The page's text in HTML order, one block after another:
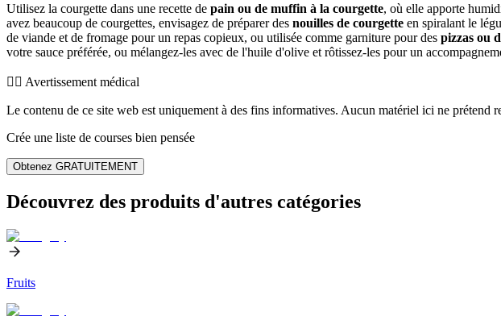
Utilisez la courgette dans une recette de pain ou de muffin à la courgette, où elle apporte
avez beaucoup de courgettes, envisagez de préparer des nouilles de courgette en spiralant le
de viande et de fromage pour un repas copieux, ou utilisée comme garniture pour des pizzas ou
votre sauce préférée, ou mélangez-les avec de l'huile d'olive et rôtissez-les pour un
👨‍⚕️️ Avertissement médical
Le contenu de ce site web est uniquement à des fins informatives. Aucun matériel ici ne prétend
Crée une liste de courses bien pensée
Obtenez GRATUITEMENT
Découvrez des produits d'autres catégories
Fruits